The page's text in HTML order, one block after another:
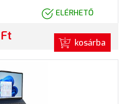
ELÉRHETŐ
kosárba